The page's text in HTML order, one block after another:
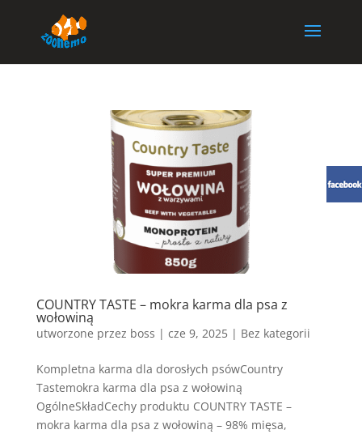
COUNTRY TASTE – mokra karma dla psa z
wołowiną
utworzone przez boss | cze 9, 2025| Bez kategorii
Kompletna karma dla dorosłych psówCountry
Tastemokra karma dla psa z wołowiną
OgólneSkładCechy produktu COUNTRY TASTE –
mokra karma dla psa z wołowiną – 98% mięsa,